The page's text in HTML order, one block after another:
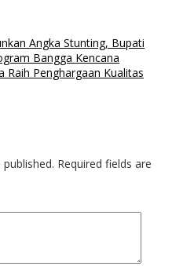
Angka Stunting, Bupati
Bangga Kencana
Raih Penghargaan Kualitas
Required fields are